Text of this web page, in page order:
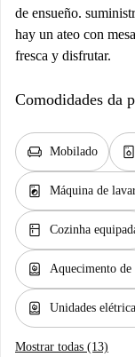
de ensueño.
hay un ateo con
fresca y disfrutar.
Comodidades da
chair Mobilado dishwasher_gen
local_laundry_service Máquina de
kitchen Cozinha
water_heater Aquecimento de
water_heater Unidades
Mostrar todas (13)